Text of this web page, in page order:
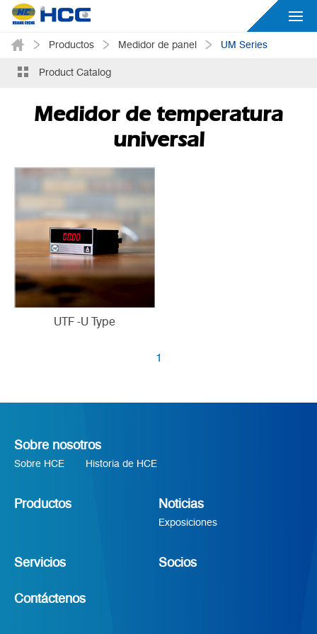
Productos Medidor de panel UM Series
Product Catalog
Medidor de temperatura
universal
UTF -U Type
1
Sobre nosotros
Sobre HCE Historia de HCE
Productos Noticias
Exposiciones
Servicios Socios
Contáctenos